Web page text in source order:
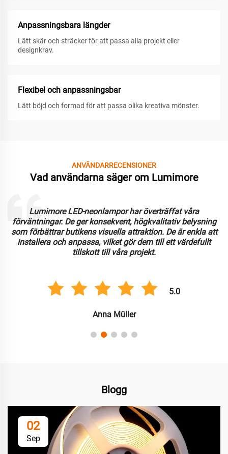
Anpassningsbara längder
Lätt skär och sträcker för att passa alla projekt eller
designkrav.
Flexibel och anpassningsbar
Lätt böjd och formad för att passa olika kreativa mönster.
ANVÄNDARRECENSIONER
Vad användarna säger om Lumimore
Lumimore LED-neonlampor har överträffat våra
förväntningar. De ger konsekvent, högkvalitativ belysning
som förbättrar butikens visuella attraktion. De är enkla att
installera och anpassa, vilket gör dem till ett värdefullt
tillskott till våra projekt.
5.0
Anna Müller
Blogg
02
Sep